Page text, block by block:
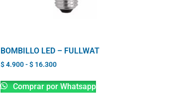
BOMBILLO LED – FULLWAT
$4.900-$ 16.300
Comprar por Whatsapp